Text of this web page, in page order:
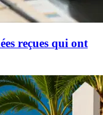
reçues qui ont